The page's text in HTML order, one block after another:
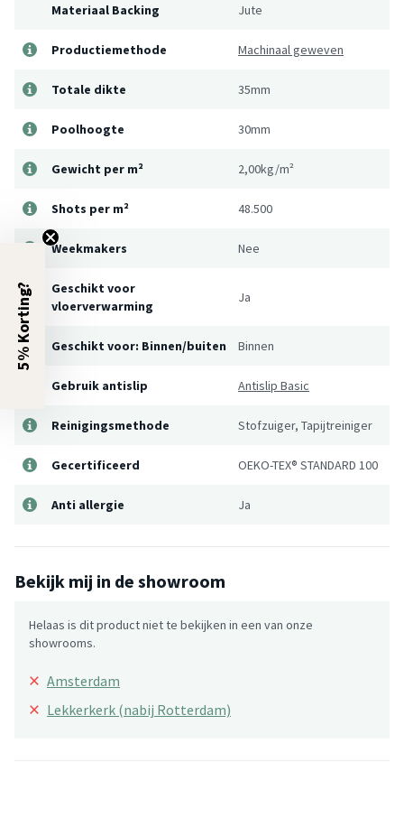
Materiaal Backing
Jute
Productiemethode Machinaal geweven
Totale dikte 35mm
Poolhoogte 30mm
Gewicht per m² 2,00kg/m²
Shots per m² 48.500
Weekmakers Nee
Geschikt voor
vloerverwarming
Ja
Geschikt voor: Binnen/buiten Binnen
Gebruik antislip Antislip Basic
Reinigingsmethode Stofzuiger, Tapijtreiniger
Gecertificeerd OEKO-TEX® STANDARD 100
Anti allergie Ja
Bekijk mij in de showroom
Helaas is dit product niet te bekijken in een van onze
showrooms.
× Amsterdam
× Lekkerkerk (nabij Rotterdam)
5% Korting?